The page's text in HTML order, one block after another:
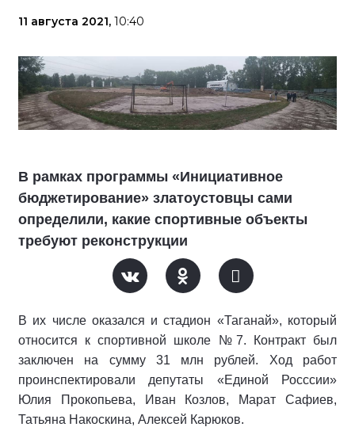
11 августа 2021, 10:40
В рамках программы «Инициативное
бюджетирование» златоустовцы сами
определили, какие спортивные объекты
требуют реконструкции
В их числе оказался и стадион «Таганай», который
относится к спортивной школе №7. Контракт был
заключен на сумму 31 млн рублей. Ход работ
проинспектировали депутаты «Единой Росссии»
Юлия Прокопьева, Иван Козлов, Марат Сафиев,
Татьяна Накоскина, Алексей Карюков.